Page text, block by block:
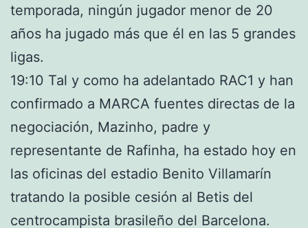
temporada, ningún jugador menor de 20
años ha jugado más que él en las 5 grandes
ligas.
19:10 Tal y como ha adelantado RAC1 y han
confirmado a MARCA fuentes directas de la
negociación, Mazinho, padre y
representante de Rafinha, ha estado hoy en
las oficinas del estadio Benito Villamarín
tratando la posible cesión al Betis del
centrocampista brasileño del Barcelona.